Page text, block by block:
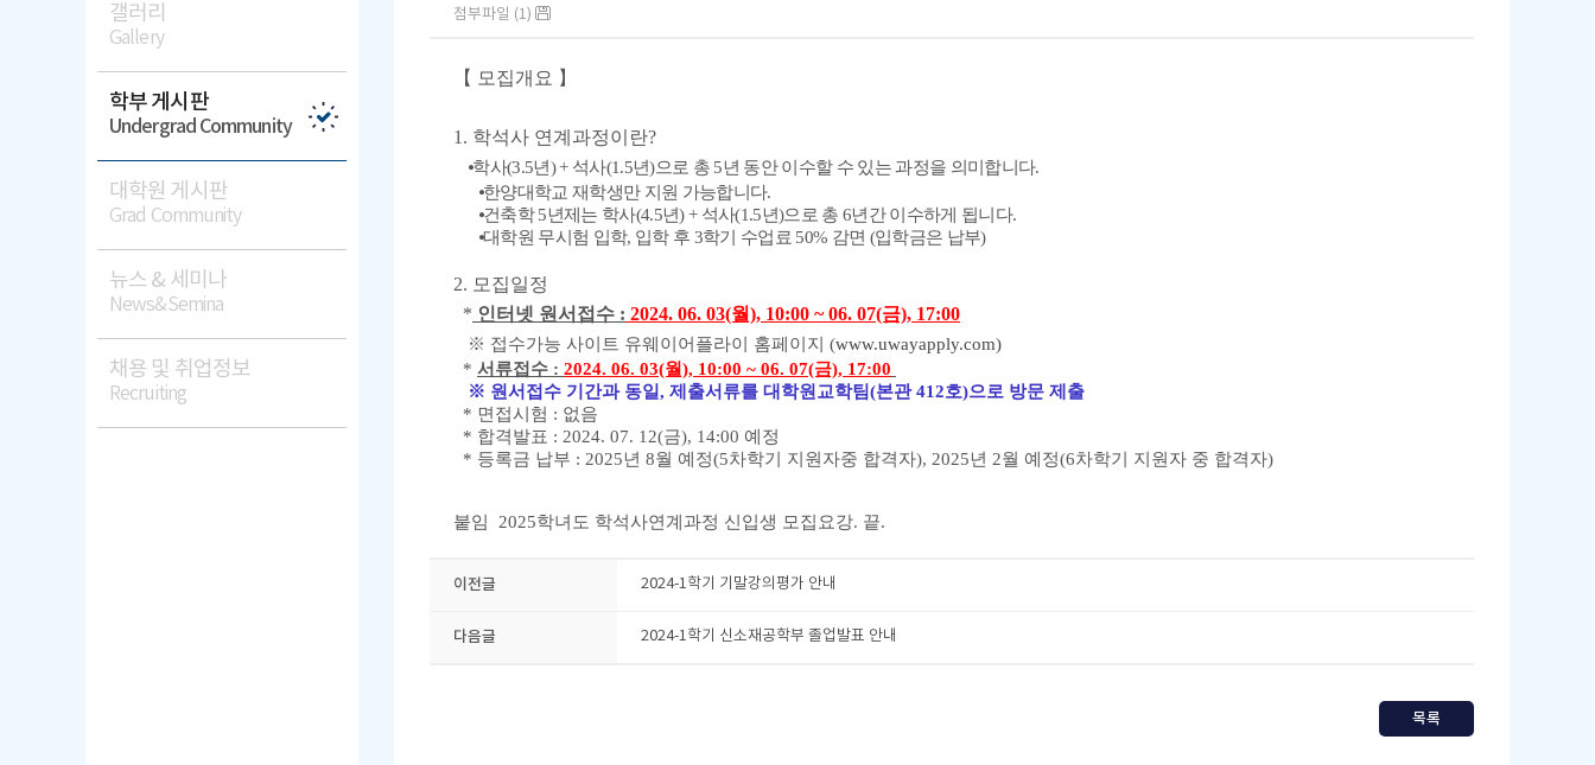
갤러리
Gallery
학부 게시판
Undergrad Community
대학원 게시판
Grad Community
뉴스 & 세미나
News&Semina
채용 및 취업정보
Recruiting
첨부파일 (1)
【 모집개요 】
1. 학석사 연계과정이란?
⦁학사(3.5년) + 석사(1.5년)으로 총 5년 동안 이수할 수 있는 과정을 의미합니다.
⦁한양대학교 재학생만 지원 가능합니다.
⦁건축학5년제는 학사(4.5년) + 석사(1.5년)으로 총6년간 이수하게 됩니다.
⦁대학원 무시험 입학, 입학 후 3학기 수업료 50% 감면 (입학금은 납부)
2. 모집일정
* 인터넷 원서접수 : 2024. 06. 03(월), 10:00 ~ 06. 07(금), 17:00
※ 접수가능 사이트 유웨이어플라이 홈페이지 (www.uwayapply.com)
* 서류접수 : 2024. 06. 03(월), 10:00 ~ 06. 07(금), 17:00
※ 원서접수 기간과 동일, 제출서류를 대학원교학팀(본관 412호)으로 방문 제출
* 면접시험 : 없음
* 합격발표 : 2024. 07. 12(금), 14:00 예정
* 등록금 납부 : 2025년 8월 예정(5차학기 지원자중 합격자), 2025년 2월 예정(6차학기 지원자 중 합격자)
붙임 2025학녀도 학석사연계과정 신입생 모집요강. 끝.
이전글 2024-1학기 기말강의평가 안내
다음글 2024-1학기 신소재공학부 졸업발표 안내
목록